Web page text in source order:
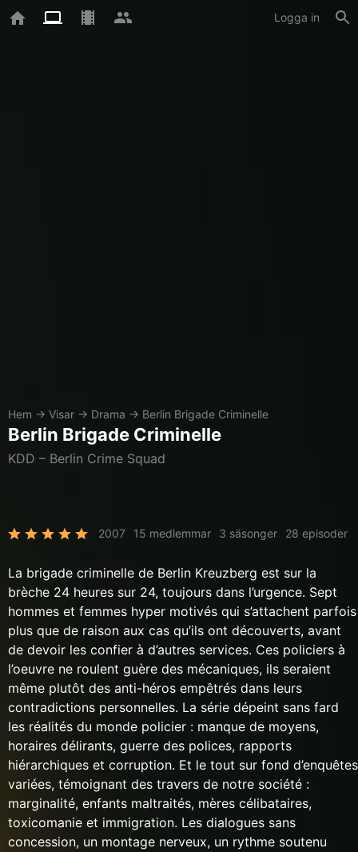
Logga in
Hem → Visar → Drama → Berlin Brigade Criminelle
Berlin Brigade Criminelle
KDD – Berlin Crime Squad
2007 15 medlemmar 3 säsonger 28 episoder
La brigade criminelle de Berlin Kreuzberg est sur la
brèche 24 heures sur 24, toujours dans l’urgence. Sept
hommes et femmes hyper motivés qui s’attachent parfois
plus que de raison aux cas qu’ils ont découverts, avant
de devoir les confier à d’autres services. Ces policiers à
l’oeuvre ne roulent guère des mécaniques, ils seraient
même plutôt des anti-héros empêtrés dans leurs
contradictions personnelles. La série dépeint sans fard
les réalités du monde policier : manque de moyens,
horaires délirants, guerre des polices, rapports
hiérarchiques et corruption. Et le tout sur fond d’enquêtes
variées, témoignant des travers de notre société :
marginalité, enfants maltraités, mères célibataires,
toxicomanie et immigration. Les dialogues sans
concession, un montage nerveux, un rythme soutenu